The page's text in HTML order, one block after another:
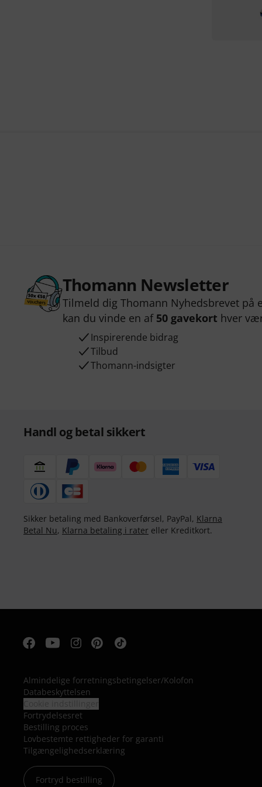
Thomann Newsletter
Tilmeld dig Thomann Nyhedsbrevet på
kan du vinde en af 50 gavekort hver
Inspirerende bidrag
Tilbud
Thomann-indsigter
Handl og betal sikkert
Sikker betaling med Bankoverførsel, PayPal, Klarna
Betal Nu, Klarna betaling i rater eller Kreditkort.
Almindelige forretningsbetingelser/Kolofon
Databeskyttelsen
Fortrydelsesret
Bestilling proces
Lovbestemte rettigheder for garanti
Tilgængelighedserklæring
Fortryd bestilling